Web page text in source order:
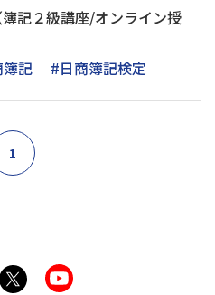
記２級講座/オンライン授
記 #日商簿記検定
1